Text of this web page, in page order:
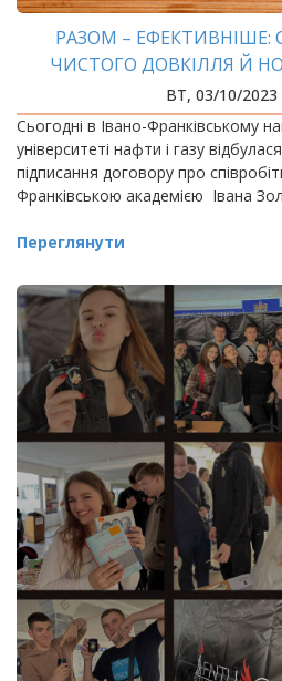
РАЗОМ – ЕФЕКТИВНІШЕ:
ЧИСТОГО ДОВКІЛЛЯ Й
ВТ, 03/10/2023
Сьогодні в Івано-Франківському
університеті нафти і газу
підписання договору про
Франківською академією Івана
Переглянути